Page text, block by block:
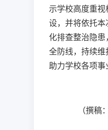
示学校高度重
设，并将依托
化排查整治隐
全防线，持续维
助力学校各项事
（撰稿：